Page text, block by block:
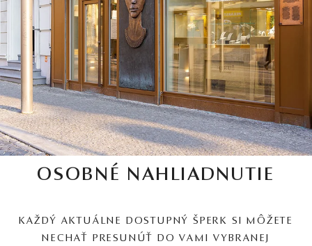
OSOBNÉ NAHLIADNUTIE
KAŽDÝ AKTUÁLNE DOSTUPNÝ ŠPERK SI MÔŽETE
NECHAŤ PRESUNÚŤ DO VAMI VYBRANEJ